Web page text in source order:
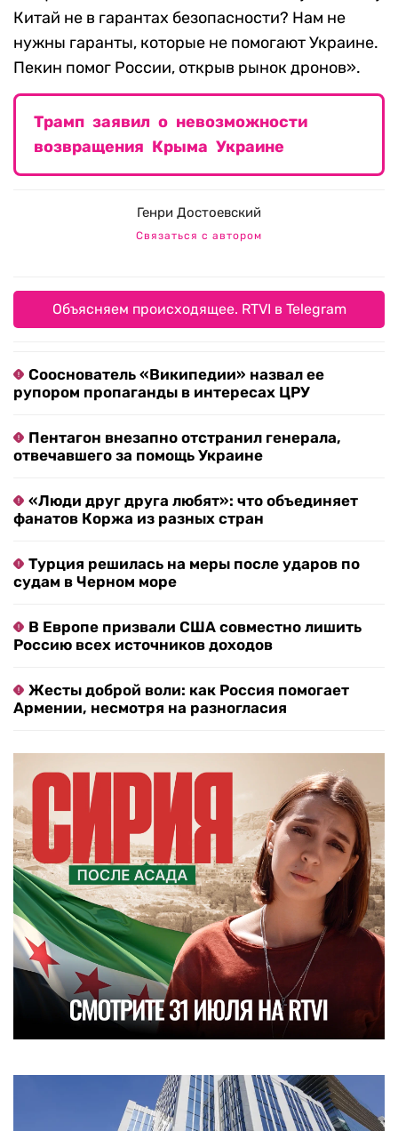
Китай не в гарантах безопасности? Нам не
нужны гаранты, которые не помогают Украине.
Пекин помог России, открыв рынок дронов».
Трамп заявил о невозможности
возвращения Крыма Украине
Генри Достоевский
Связаться с автором
Объясняем происходящее. RTVI в Telegram
Сооснователь «Википедии» назвал ее
рупором пропаганды в интересах ЦРУ
Пентагон внезапно отстранил генерала,
отвечавшего за помощь Украине
«Люди друг друга любят»: что объединяет
фанатов Коржа из разных стран
Турция решилась на меры после ударов по
судам в Черном море
В Европе призвали США совместно лишить
Россию всех источников доходов
Жесты доброй воли: как Россия помогает
Армении, несмотря на разногласия